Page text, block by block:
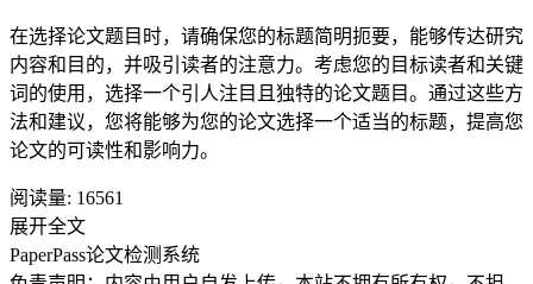
在选择论文题目时，请确保您的标题简明扼要，能够传达研究
内容和目的，并吸引读者的注意力。考虑您的目标读者和关键
词的使用，选择一个引人注目且独特的论文题目。通过这些方
法和建议，您将能够为您的论文选择一个适当的标题，提高您
论文的可读性和影响力。
阅读量: 16561
展开全文
PaperPass论文检测系统